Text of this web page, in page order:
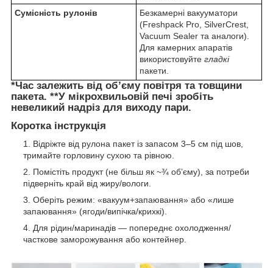
Сумісність рулонів
Безкамерні вакууматори
(Freshpack Pro, SilverCrest,
Vacuum Sealer та аналоги).
Для камерних апаратів
використовуйте гладкі
пакети.
*Час залежить від об’єму повітря та товщини
пакета. **У мікрохвильовій печі зробіть
невеликий надріз для виходу пари.
Коротка інструкція
Відріжте від рулона пакет із запасом 3–5 см під шов,
тримайте горловину сухою та рівною.
Помістіть продукт (не більш як ~¾ об’єму), за потреби
підверніть край від жиру/вологи.
Оберіть режим: «вакуум+запаювання» або «лише
запаювання» (ягоди/випічка/крихкі).
Для рідин/маринадів — попереднє охолодження/
часткове заморожування або контейнер.